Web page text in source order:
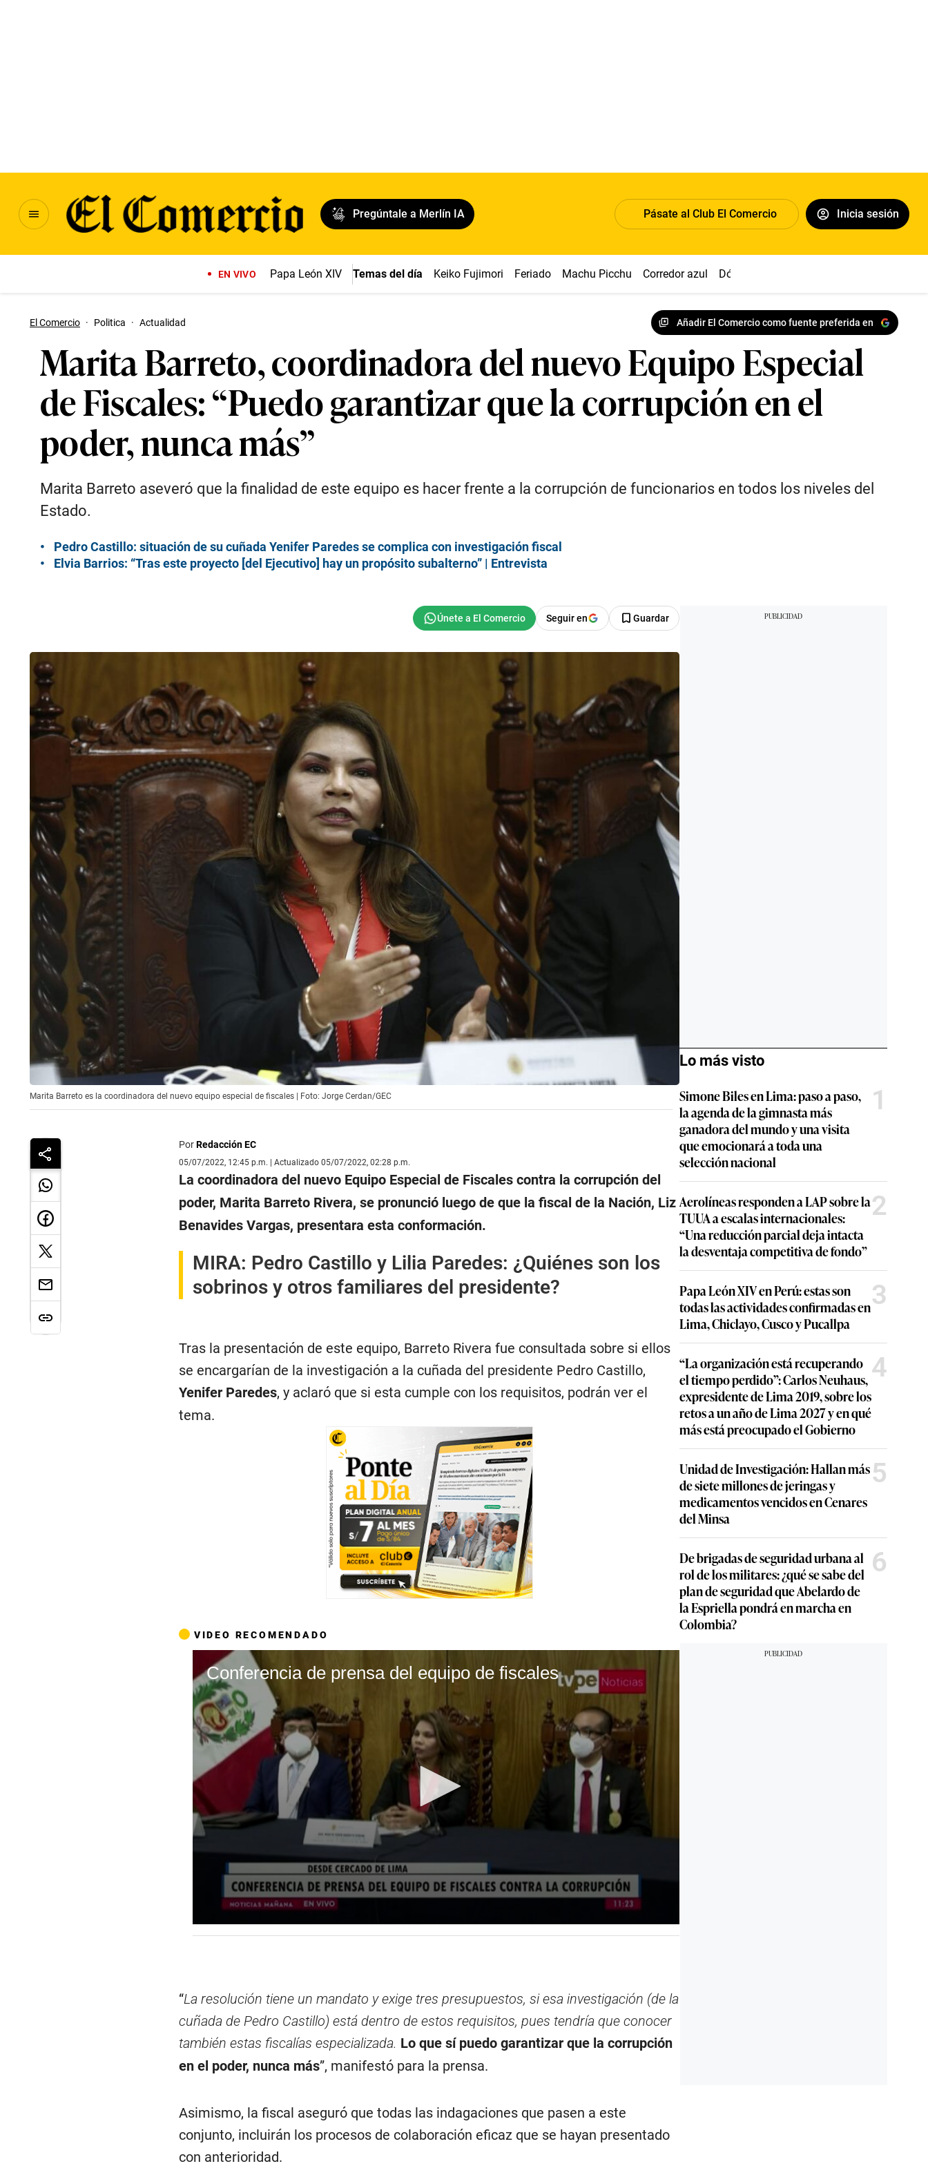
Pregúntale a Merlín IA Pásate al Club El Comercio Inicia sesión
EN VIVO Papa León XIV Temas del día Keiko Fujimori Feriado Machu Picchu Corredor azul Dólar
El Comercio · Politica · Actualidad Añadir El Comercio como fuente preferida en
Marita Barreto, coordinadora del nuevo Equipo Especial
de Fiscales: “Puedo garantizar que la corrupción en el
poder, nunca más”
Marita Barreto aseveró que la finalidad de este equipo es hacer frente a la corrupción de funcionarios en todos los niveles del
Estado.
Pedro Castillo: situación de su cuñada Yenifer Paredes se complica con investigación fiscal
Elvia Barrios: “Tras este proyecto [del Ejecutivo] hay un propósito subalterno” | Entrevista
Seguir en Guardar
Marita Barreto es la coordinadora del nuevo equipo especial de fiscales | Foto: Jorge Cerdan/GEC
PorRedacción EC
05/07/2022, 12:45 p.m. | Actualizado 05/07/2022, 02:28 p.m.
La coordinadora del nuevo Equipo Especial de Fiscales contra la corrupción del
poder, Marita Barreto Rivera, se pronunció luego de que la fiscal de la Nación, Liz
Benavides Vargas, presentara esta conformación.
MIRA: Pedro Castillo y Lilia Paredes: ¿Quiénes son los
sobrinos y otros familiares del presidente?
Tras la presentación de este equipo, Barreto Rivera fue consultada sobre si ellos
se encargarían de la investigación a la cuñada del presidente Pedro Castillo,
Yenifer Paredes, y aclaró que si esta cumple con los requisitos, podrán ver el
tema.
VIDEO RECOMENDADO
Conferencia de prensa del equipo de fiscales
s
d
s
o
f
5
m
i
n
e
s
1
s
“La resolución tiene un mandato y exige tres presupuestos, si esa investigación (de la
cuñada de Pedro Castillo) está dentro de estos requisitos, pues tendría que conocer
también estas fiscalías especializada. Lo que sí puedo garantizar que la corrupción
en el poder, nunca más”, manifestó para la prensa.
Asimismo, la fiscal aseguró que todas las indagaciones que pasen a este
conjunto, incluirán los procesos de colaboración eficaz que se hayan presentado
con anterioridad.
Lo más visto
Simone Biles en Lima: paso a paso,
la agenda de la gimnasta más
ganadora del mundo y una visita
que emocionará a toda una
selección nacional
1
Aerolíneas responden a LAP sobre la
TUUA a escalas internacionales:
“Una reducción parcial deja intacta
la desventaja competitiva de fondo”
2
Papa León XIV en Perú: estas son
todas las actividades confirmadas en
Lima, Chiclayo, Cusco y Pucallpa
3
“La organización está recuperando
el tiempo perdido”: Carlos Neuhaus,
expresidente de Lima 2019, sobre los
retos a un año de Lima 2027 y en qué
más está preocupado el Gobierno
4
Unidad de Investigación: Hallan más
de siete millones de jeringas y
medicamentos vencidos en Cenares
del Minsa
5
De brigadas de seguridad urbana al
rol de los militares: ¿qué se sabe del
plan de seguridad que Abelardo de
la Espriella pondrá en marcha en
Colombia?
6